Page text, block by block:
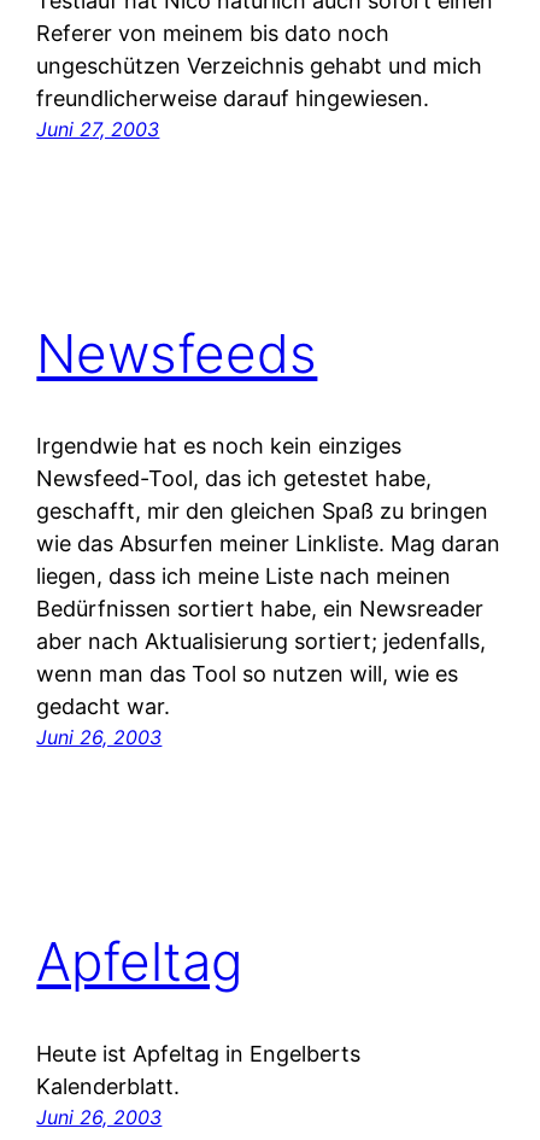
Referer von meinem bis dato noch
ungeschützen Verzeichnis gehabt und mich
freundlicherweise darauf hingewiesen.
Juni 27, 2003
Newsfeeds
Irgendwie hat es noch kein einziges
Newsfeed-Tool, das ich getestet habe,
geschafft, mir den gleichen Spaß zu bringen
wie das Absurfen meiner Linkliste. Mag daran
liegen, dass ich meine Liste nach meinen
Bedürfnissen sortiert habe, ein Newsreader
aber nach Aktualisierung sortiert; jedenfalls,
wenn man das Tool so nutzen will, wie es
gedacht war.
Juni 26, 2003
Apfeltag
Heute ist Apfeltag in Engelberts
Kalenderblatt.
Juni 26, 2003